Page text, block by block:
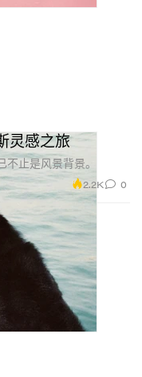
灵感之旅
止是风景背景。
2.2K 0